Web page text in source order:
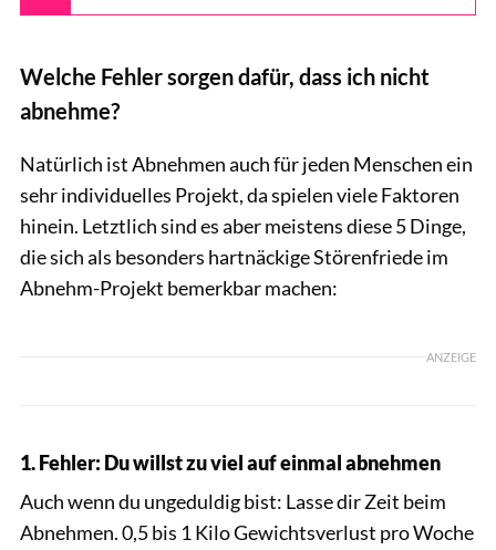
Welche Fehler sorgen dafür, dass ich nicht
abnehme?
Natürlich ist Abnehmen auch für jeden Menschen ein
sehr individuelles Projekt, da spielen viele Faktoren
hinein. Letztlich sind es aber meistens diese 5 Dinge,
die sich als besonders hartnäckige Störenfriede im
Abnehm-Projekt bemerkbar machen:
ANZEIGE
1. Fehler: Du willst zu viel auf einmal abnehmen
Auch wenn du ungeduldig bist: Lasse dir Zeit beim
Abnehmen. 0,5 bis 1 Kilo Gewichtsverlust pro Woche